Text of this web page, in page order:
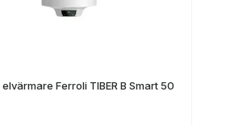
Ferroli TIBER B Smart 50